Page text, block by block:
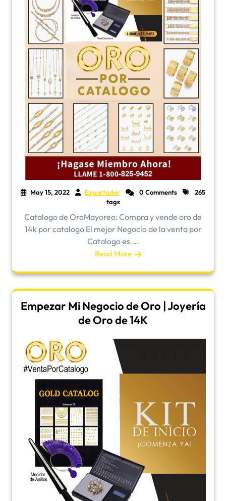
May 15, 2022 Exportador 0 Comments
265
tags
​Catalogo de OroMayoreo: Compra y vende oro de
14k por catalogo El mejor Negocio de la venta por
Catalogo es ...
Read More
Empezar Mi Negocio de Oro | Joyería
de Oro de 14K